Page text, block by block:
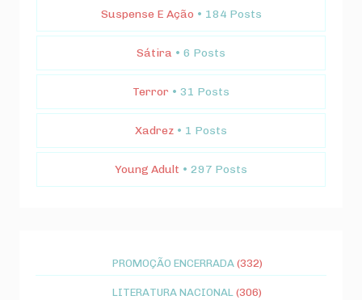
Suspense E Ação • 184 Posts
Sátira • 6 Posts
Terror • 31 Posts
Xadrez • 1 Posts
Young Adult • 297 Posts
PROMOÇÃO ENCERRADA (332)
LITERATURA NACIONAL (306)